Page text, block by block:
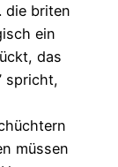
die briten
ein
das
spricht,
müssen